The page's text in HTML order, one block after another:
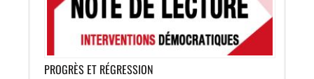
PROGRÈS ET RÉGRESSION